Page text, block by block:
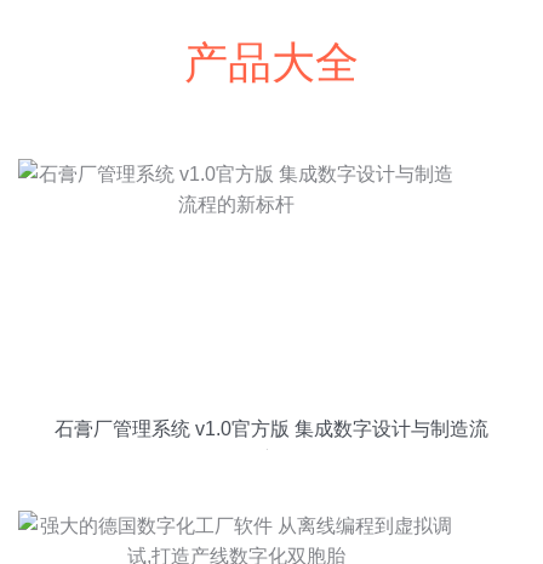
产品大全
石膏厂管理系统 v1.0官方版 集成数字设计与制造流